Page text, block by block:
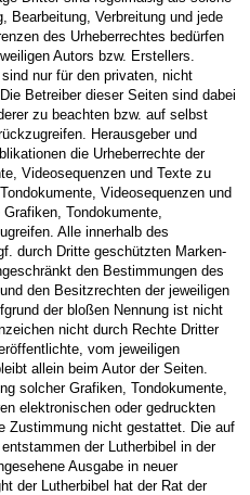
Bearbeitung, Verbreitung und jede
des Urheberrechtes bedürfen
Autors bzw. Erstellers.
nur für den privaten, nicht
Betreiber dieser Seiten sind dabei
zu beachten bzw. auf selbst
Herausgeber und
die Urheberrechte der
Videosequenzen und Texte zu
Videosequenzen und
Tondokumente,
Alle innerhalb des
durch Dritte geschützten Marken-
den Bestimmungen des
den Besitzrechten der jeweiligen
der bloßen Nennung ist nicht
nicht durch Rechte Dritter
vom jeweiligen
allein beim Autor der Seiten.
solcher Grafiken, Tondokumente,
elektronischen oder gedruckten
Zustimmung nicht gestattet. Die auf
der Lutherbibel in der
Ausgabe in neuer
der Lutherbibel hat der Rat der